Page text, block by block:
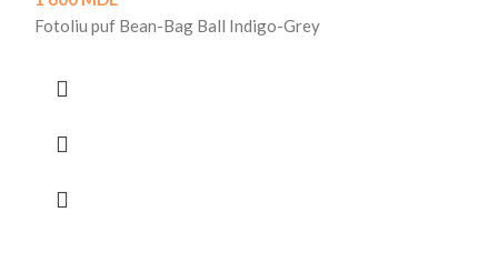
Fotoliu puf Bean-Bag Ball Indigo-Grey